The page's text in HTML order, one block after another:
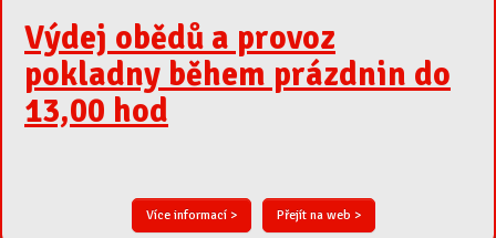
Výdej obědů a provoz
pokladny během prázdnin do
13,00 hod
Více informací > Přejít na web >
Vnitřní řád Školní jídelny MADORET
Lanškroun, B. Smetany
Dokumenty
Dotační projekty
Odhlášení